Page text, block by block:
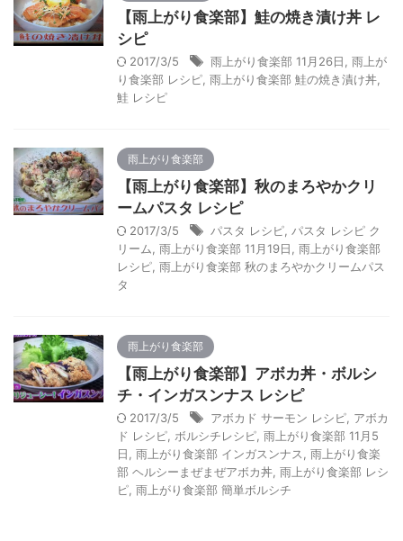
【雨上がり食楽部】鮭の焼き漬け丼 レ
シピ
2017/3/5 雨上がり食楽部 11月26日
雨上が
り食楽部 レシピ 雨上がり食楽部 鮭の焼き漬け丼
鮭 レシピ
雨上がり食楽部
【雨上がり食楽部】秋のまろやかクリ
ームパスタ レシピ
2017/3/5 パスタ レシピ パスタ レシピ ク
リーム
雨上がり食楽部 11月19日
雨上がり食楽部
レシピ 雨上がり食楽部 秋のまろやかクリームパス
タ
雨上がり食楽部
【雨上がり食楽部】アボカ丼・ボルシ
チ・インガスンナス レシピ
2017/3/5 アボカド サーモン レシピ アボカ
ド レシピ ボルシチレシピ 雨上がり食楽部 11月5
日
雨上がり食楽部 インガスンナス
雨上がり食楽
部 ヘルシーまぜまぜアボカ丼 雨上がり食楽部 レシ
ピ 雨上がり食楽部 簡単ボルシチ